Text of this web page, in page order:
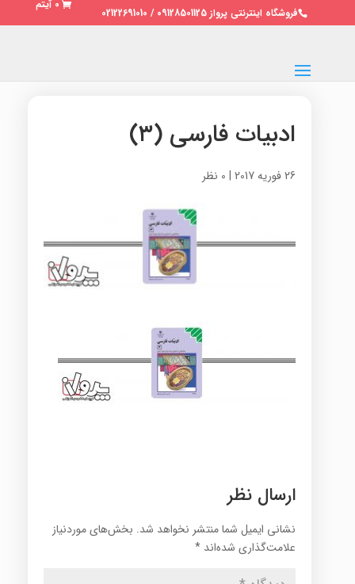
فروشگاه اینترنتی پرواز 09128501125 / 02122691010
0 آیتم
ادبیات فارسی (۳)
26 فوریه 2017 | 0 نظر
ارسال نظر
نشانی ایمیل شما منتشر نخواهد شد. بخش‌های موردنیاز
علامت‌گذاری شده‌اند *